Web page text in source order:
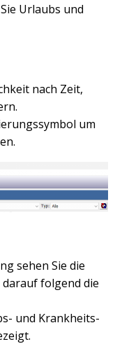
Urlaubs und
nach Zeit,
um
sehen Sie die
folgend die
und Krankheits-